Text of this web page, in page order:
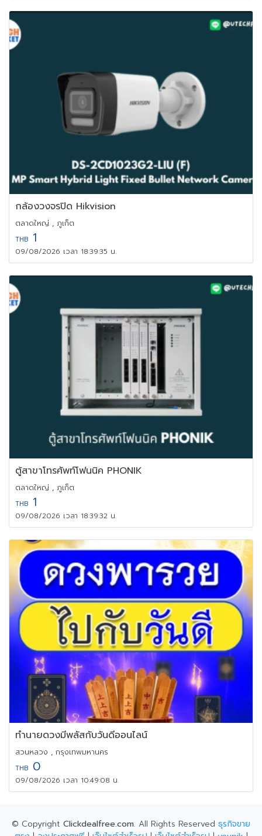
กล้องวงจรปิด Hikvision
ตลาดใหญ่ , ภูเก็ต
THB 1
09/08/2026 เวลา 18:39:35 น.
ตู้สาขาโทรศัพท์โฟนนิค PHONIK
ตลาดใหญ่ , ภูเก็ต
THB 1
09/08/2026 เวลา 18:39:32 น.
ทำนายดวงมีพลัสกับวันดีออนไลน์
สวนหลวง , กรุงเทพมหานคร
THB 0
09/08/2026 เวลา 10:49:08 น.
© Copyright Clickdealfree.com. All Rights Reserved ธุรกิจขาย